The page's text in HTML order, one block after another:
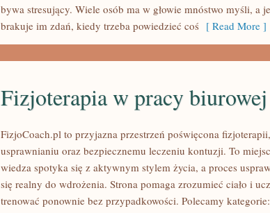
bywa stresujący. Wiele osób ma w głowie mnóstwo myśli, a
brakuje im zdań, kiedy trzeba powiedzieć coś [ Read More ]
Fizjoterapia w pracy biurowej
FizjoCoach.pl to przyjazna przestrzeń poświęcona fizjoterapii,
usprawnianiu oraz bezpiecznemu leczeniu kontuzji. To
wiedza spotyka się z aktywnym stylem życia, a proces
się realny do wdrożenia. Strona pomaga zrozumieć ciało i
trenować ponownie bez przypadkowości. Polecamy kategorie: